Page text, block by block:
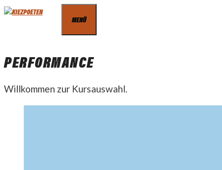
Zum
MENÜ
PERFORMANCE
Willkommen zur Kursauswahl.